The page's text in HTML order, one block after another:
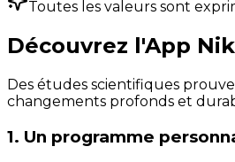
Toutes les valeurs sont
Découvrez l'App
Des études scientifiques
changements profonds et
1. Un programme